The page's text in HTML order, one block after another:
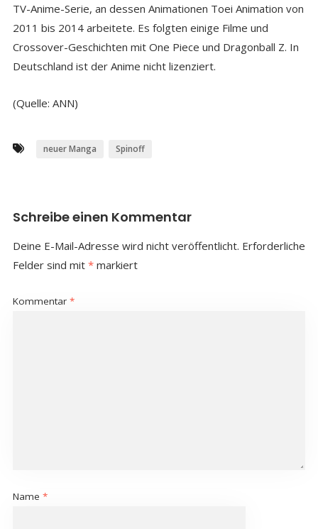
TV-Anime-Serie, an dessen Animationen Toei Animation von
2011 bis 2014 arbeitete. Es folgten einige Filme und
Crossover-Geschichten mit One Piece und Dragonball Z. In
Deutschland ist der Anime nicht lizenziert.
(Quelle: ANN)
neuer Manga Spinoff
Schreibe einen Kommentar
Deine E-Mail-Adresse wird nicht veröffentlicht. Erforderliche
Felder sind mit *markiert
Kommentar *
Name *